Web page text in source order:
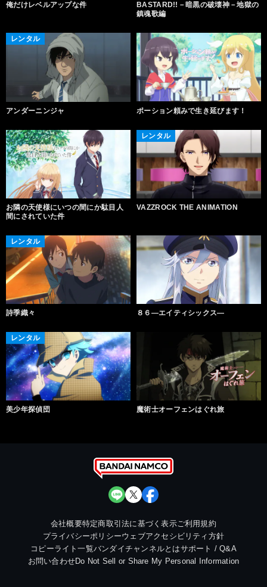
俺だけレベルアップな件
BASTARD!!－暗黒の破壊神－地獄の
鎮魂歌編
レンタル
アンダーニンジャ ポーション頼みで生き延びます！
お隣の天使様にいつの間にか駄目人
間にされていた件
レンタル
VAZZROCK THE ANIMATION
レンタル
詩季織々 ８６―エイティシックス―
レンタル
美少年探偵団 魔術士オーフェンはぐれ旅
会社概要特定商取引法に基づく表示ご利用規約
プライバシーポリシーウェブアクセシビリティ方針
コピーライト一覧バンダイチャンネルとはサポート / Q&A
お問い合わせDo Not Sell or Share My Personal Information